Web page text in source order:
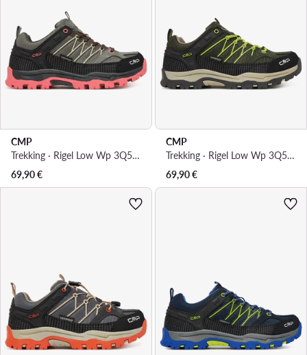
CMP
Trekking · Rigel Low Wp 3Q54554J · Zelena
69,90€
CMP
Trekking · Rigel Low Wp 3Q54554J · Siva
69,90€